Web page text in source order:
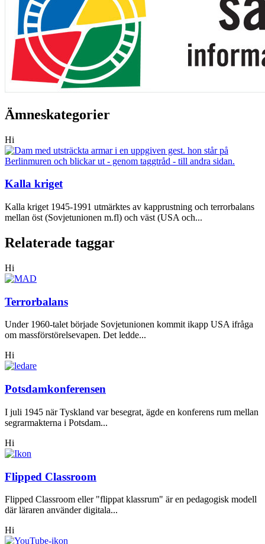
Ämneskategorier
Hi
Kalla kriget
Kalla kriget 1945-1991 utmärktes av kapprustning och terrorbalans
mellan öst (Sovjetunionen m.fl) och väst (USA och...
Relaterade taggar
Hi
Terrorbalans
Under 1960-talet började Sovjetunionen kommit ikapp USA ifråga
om massförstörelsevapen. Det ledde...
Hi
Potsdamkonferensen
I juli 1945 när Tyskland var besegrat, ägde en konferens rum mellan
segrarmakterna i Potsdam...
Hi
Flipped Classroom
Flipped Classroom eller "flippat klassrum" är en pedagogisk modell
där läraren använder digitala...
Hi